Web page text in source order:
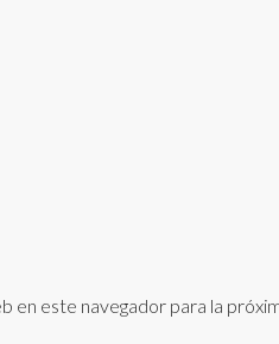
en este navegador para la